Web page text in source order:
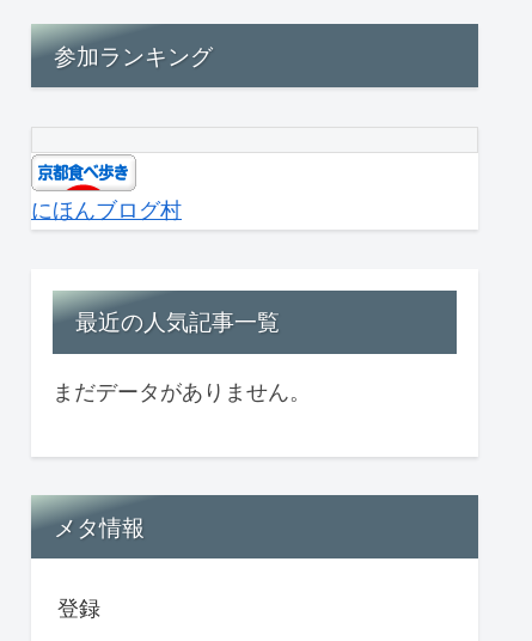
参加ランキング
にほんブログ村
最近の人気記事一覧
まだデータがありません。
メタ情報
登録